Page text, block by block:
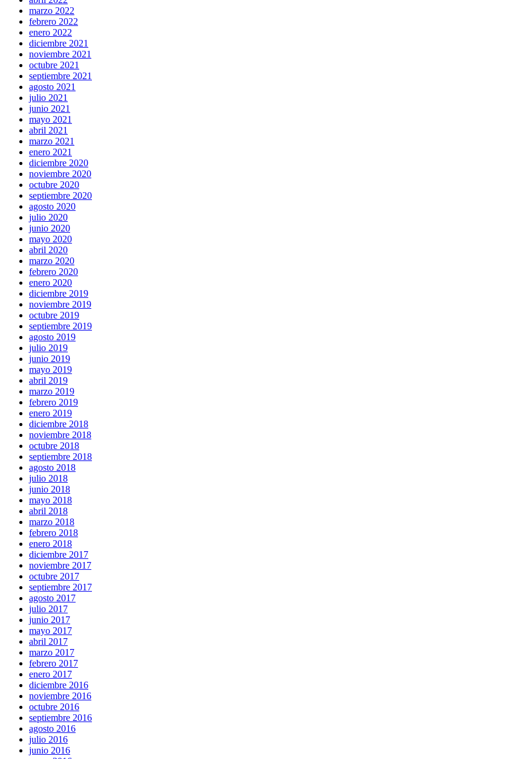
marzo 2022
febrero 2022
enero 2022
diciembre 2021
noviembre 2021
octubre 2021
septiembre 2021
agosto 2021
julio 2021
junio 2021
mayo 2021
abril 2021
marzo 2021
enero 2021
diciembre 2020
noviembre 2020
octubre 2020
septiembre 2020
agosto 2020
julio 2020
junio 2020
mayo 2020
abril 2020
marzo 2020
febrero 2020
enero 2020
diciembre 2019
noviembre 2019
octubre 2019
septiembre 2019
agosto 2019
julio 2019
junio 2019
mayo 2019
abril 2019
marzo 2019
febrero 2019
enero 2019
diciembre 2018
noviembre 2018
octubre 2018
septiembre 2018
agosto 2018
julio 2018
junio 2018
mayo 2018
abril 2018
marzo 2018
febrero 2018
enero 2018
diciembre 2017
noviembre 2017
octubre 2017
septiembre 2017
agosto 2017
julio 2017
junio 2017
mayo 2017
abril 2017
marzo 2017
febrero 2017
enero 2017
diciembre 2016
noviembre 2016
octubre 2016
septiembre 2016
agosto 2016
julio 2016
junio 2016